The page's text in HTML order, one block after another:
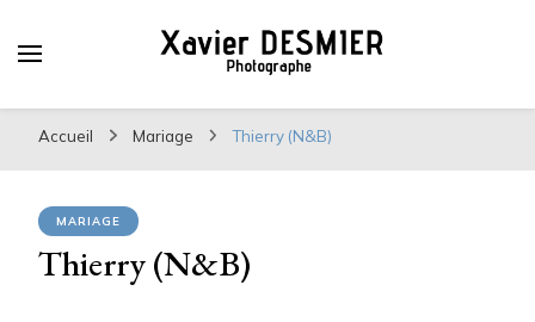
Xavier DESMIER
PHOTOGRAPHE
Accueil Mariage Thierry (N&B)
MARIAGE
Thierry (N&B)